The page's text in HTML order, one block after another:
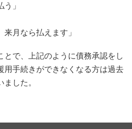
」
来月なら払えます」
とで、上記のように債務承認をし
用手続きができなくなる方は過去
した。